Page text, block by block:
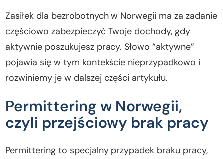
Zasiłek dla bezrobotnych w Norwegii ma za zadanie
częściowo zabezpieczyć Twoje dochody, gdy
aktywnie poszukujesz pracy. Słowo “aktywne”
pojawia się w tym kontekście nieprzypadkowo i
rozwiniemy je w dalszej części artykułu.
Permittering w Norwegii,
czyli przejściowy brak pracy
Permittering to specjalny przypadek braku pracy,